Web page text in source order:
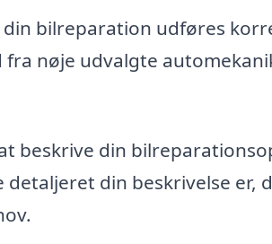
bilreparation udføres
nøje udvalgte
beskrive din
din beskrivelse er,